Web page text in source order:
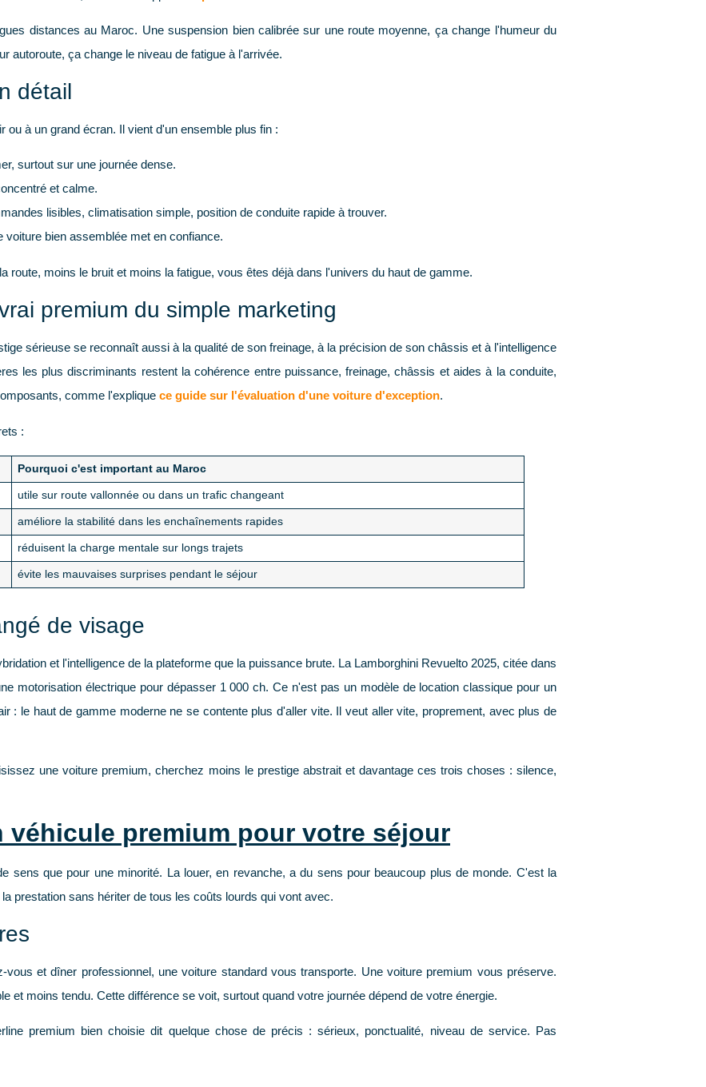
distances au Maroc. Une suspension bien calibrée sur une route moyenne, ça change l'humeur du
autoroute, ça change le niveau de fatigue à l'arrivée.
détail
ou à un grand écran. Il vient d'un ensemble plus fin :
surtout sur une journée dense.
et calme.
lisibles, climatisation simple, position de conduite rapide à trouver.
voiture bien assemblée met en confiance.
route, moins le bruit et moins la fatigue, vous êtes déjà dans l'univers du haut de gamme.
premium du simple marketing
sérieuse se reconnaît aussi à la qualité de son freinage, à la précision de son châssis et à l'intelligence
les plus discriminants restent la cohérence entre puissance, freinage, châssis et aides à la conduite,
comme l'explique ce guide sur l'évaluation d'une voiture d'exception.
:
Pourquoi c'est important au Maroc
utile sur route vallonnée ou dans un trafic changeant
améliore la stabilité dans les enchaînements rapides
réduisent la charge mentale sur longs trajets
évite les mauvaises surprises pendant le séjour
de visage
et l'intelligence de la plateforme que la puissance brute. La Lamborghini Revuelto 2025, citée dans
motorisation électrique pour dépasser 1 000 ch. Ce n'est pas un modèle de location classique pour un
: le haut de gamme moderne ne se contente plus d'aller vite. Il veut aller vite, proprement, avec plus de
une voiture premium, cherchez moins le prestige abstrait et davantage ces trois choses : silence,
véhicule premium pour votre séjour
sens que pour une minorité. La louer, en revanche, a du sens pour beaucoup plus de monde. C'est la
prestation sans hériter de tous les coûts lourds qui vont avec.
vous et dîner professionnel, une voiture standard vous transporte. Une voiture premium vous préserve.
et moins tendu. Cette différence se voit, surtout quand votre journée dépend de votre énergie.
premium bien choisie dit quelque chose de précis : sérieux, ponctualité, niveau de service. Pas